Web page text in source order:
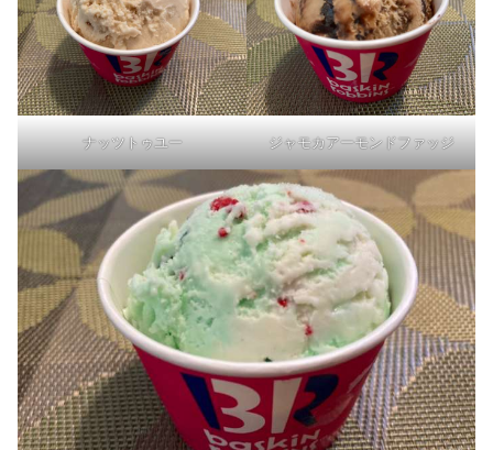
ナッツトゥユー ジャモカアーモンドファッジ